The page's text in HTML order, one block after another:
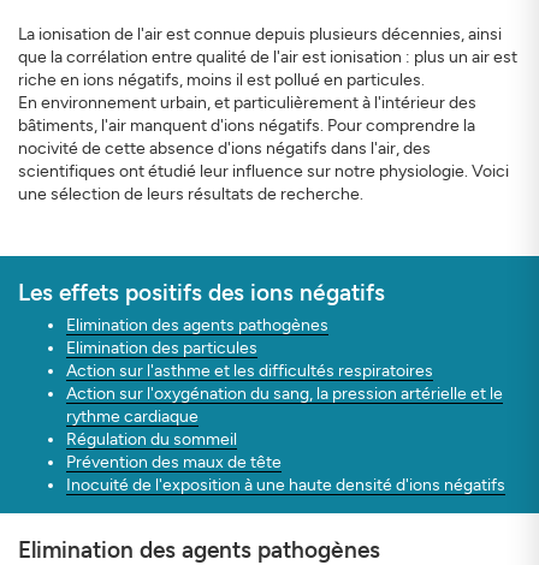
La ionisation de l'air est connue depuis plusieurs décennies, ainsi
que la corrélation entre qualité de l'air est ionisation : plus un air est
riche en ions négatifs, moins il est pollué en particules.
En environnement urbain, et particulièrement à l'intérieur des
bâtiments, l'air manquent d'ions négatifs. Pour comprendre la
nocivité de cette absence d'ions négatifs dans l'air, des
scientifiques ont étudié leur influence sur notre physiologie. Voici
une sélection de leurs résultats de recherche.
Les effets positifs des ions négatifs
Elimination des agents pathogènes
Elimination des particules
Action sur l'asthme et les difficultés respiratoires
Action sur l'oxygénation du sang, la pression artérielle et le
rythme cardiaque
Régulation du sommeil
Prévention des maux de tête
Inocuité de l'exposition à une haute densité d'ions négatifs
Elimination des agents pathogènes
Recevez gratuitement le bilan de la qualité près de
chez vous en 24h
Découvrez la qualité de l’air autour de votre domicile, son
évolution et son impact sur votre santé
S'INSCRIRE FERMER